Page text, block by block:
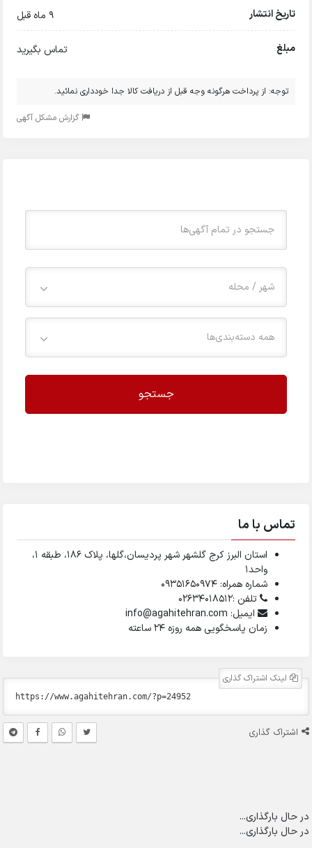
تاریخ انتشار 9 ماه قبل
مبلغ تماس بگیرید
توجه: از پرداخت هرگونه وجه قبل از دریافت کالا جدا خودداری نمائید.
گزارش مشکل آگهی
شهر / محله
همه دسته‌بندی‌ها
جستجو
تماس با ما
استان البرز کرج گلشهر شهر پردیسان،گلها، پلاک ۱۸۶، طبقه ۱،
واحد1
شماره همراه: 09351650974
تلفن :02634018512
ایمیل: info@agahitehran.com
زمان پاسخگویی همه روزه 24 ساعته
لینک اشتراک گذاری
اشتراک گذاری
در حال بارگذاری...
در حال بارگذاری...